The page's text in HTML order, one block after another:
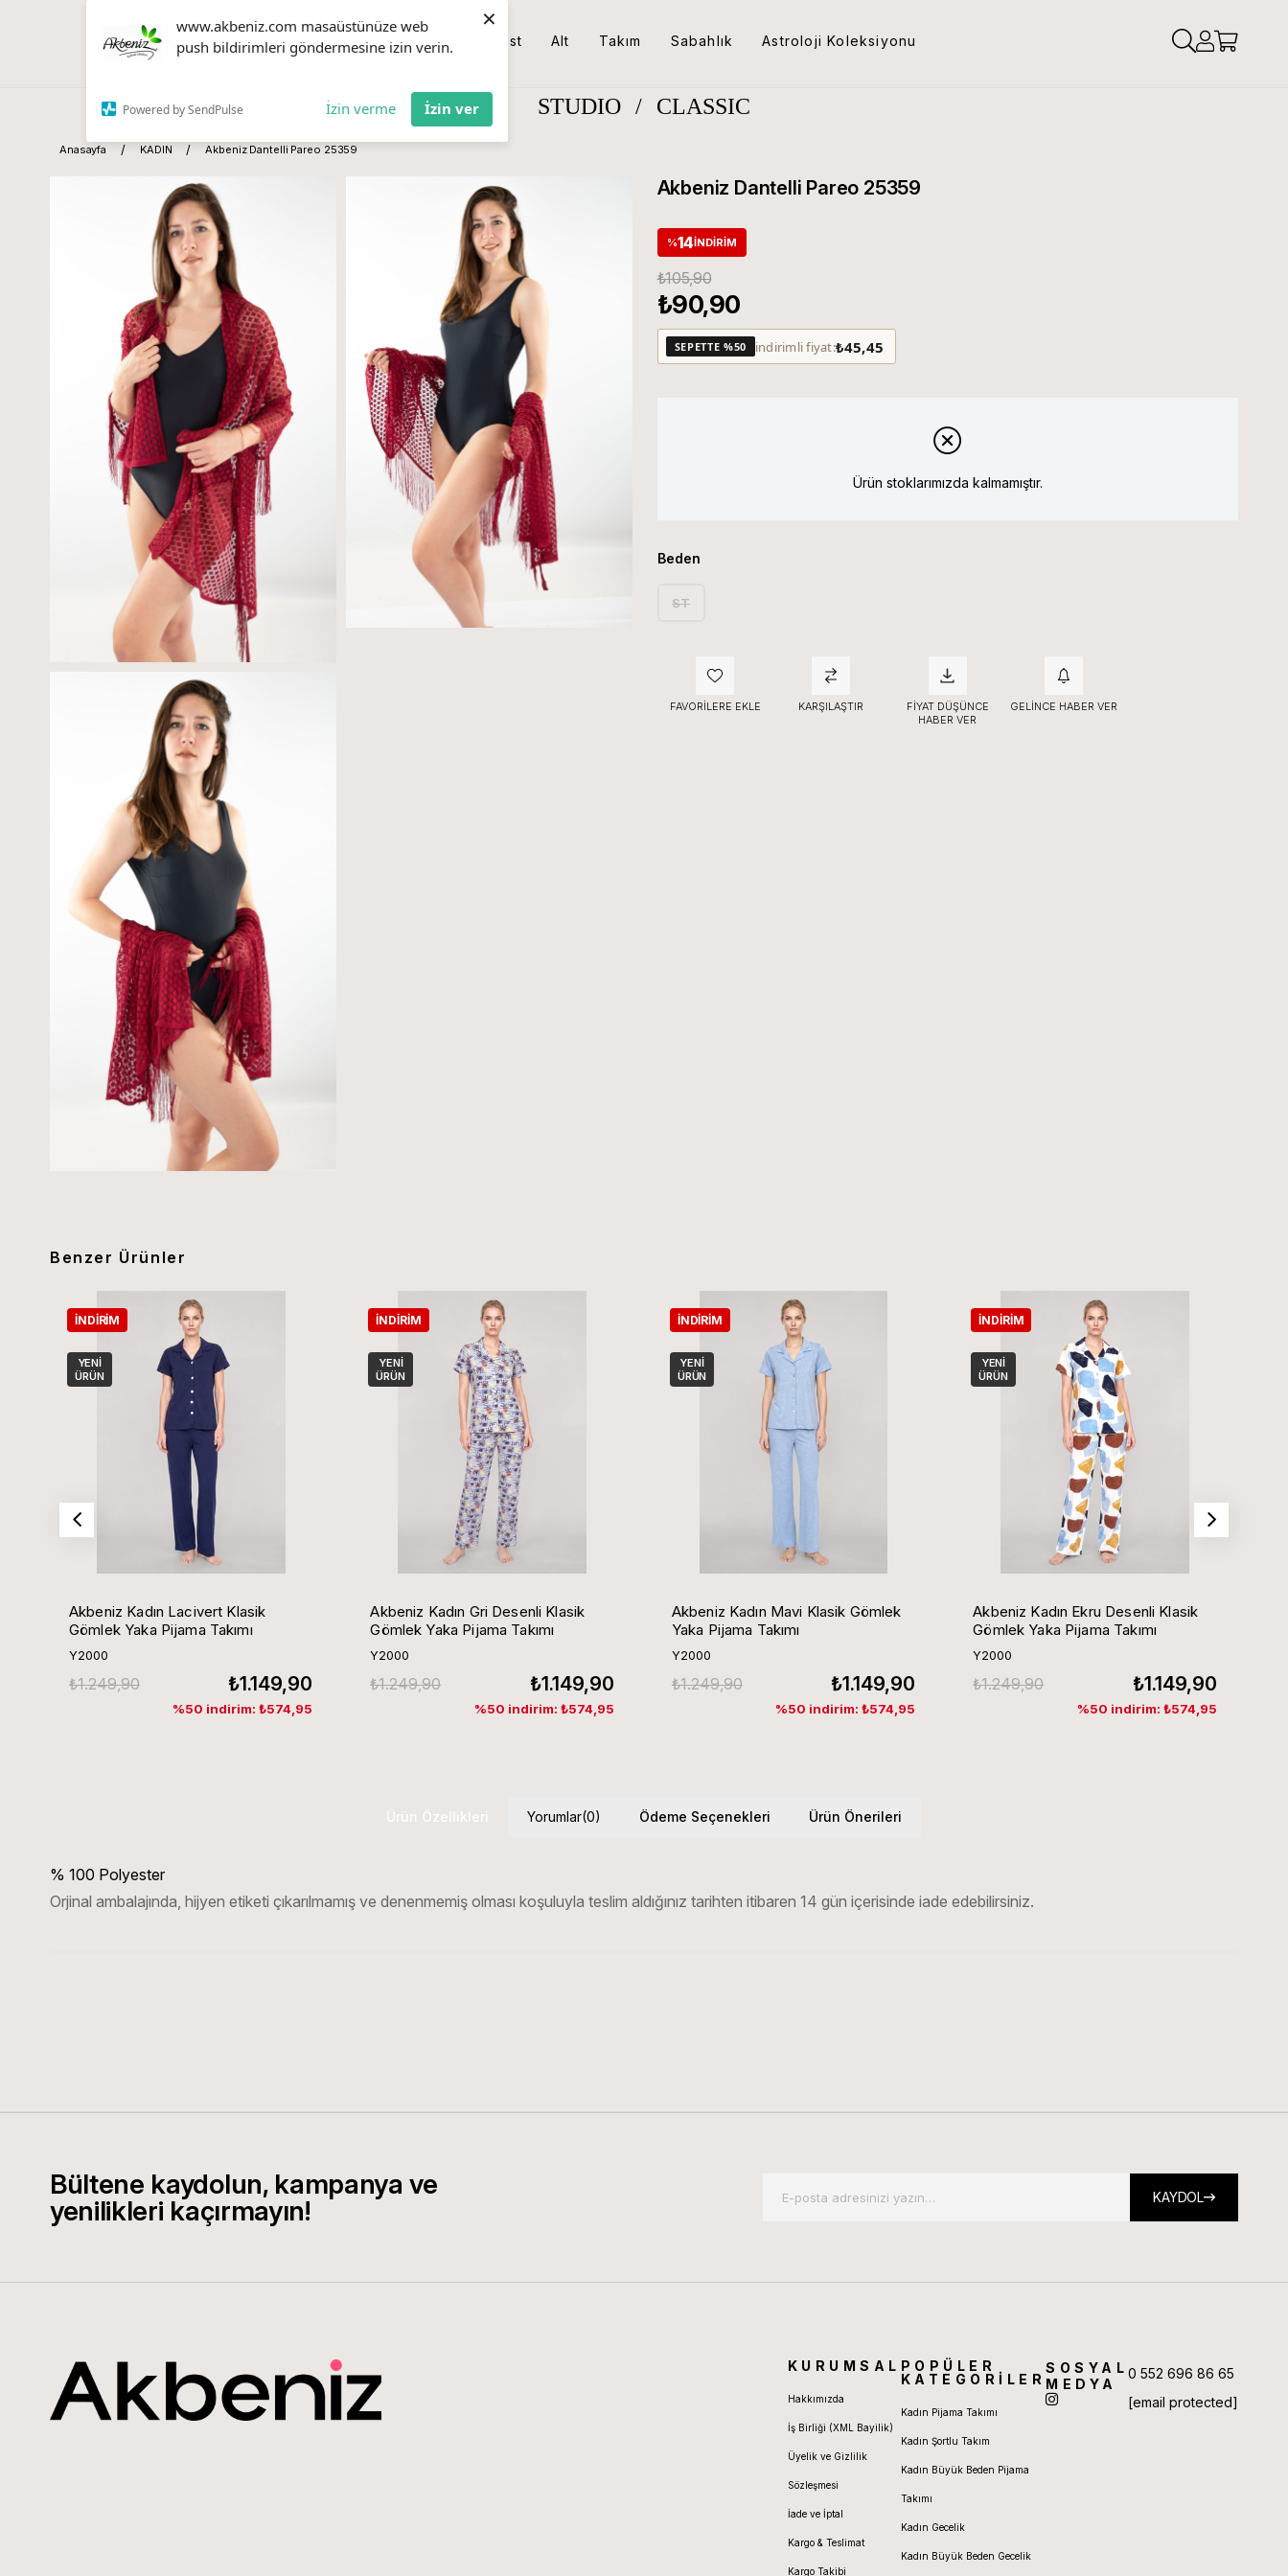
www.akbeniz.com masaüstünüze web
push bildirimleri göndermesine izin verin.
Powered by SendPulse İzin verme İzin ver
×
Üst Alt Takım Sabahlık Astroloji Koleksiyonu
STUDIO / CLASSIC
Anasayfa KADIN Akbeniz Dantelli Pareo 25359
Akbeniz Dantelli Pareo 25359
%14İNDIRIM
₺105,90
₺90,90
SEPETTE %50 indirimli fiyat:₺45,45
Ürün stoklarımızda kalmamıştır.
Beden
ST
FAVORILERE EKLE KARŞILAŞTIR
FIYAT DÜŞÜNCE
HABER VER
GELINCE HABER VER
Benzer Ürünler
Akbeniz Kadın Lacivert Klasik
Gömlek Yaka Pijama Takımı
Y2000
₺1.149,90
₺1.249,90
%50 indirim: ₺574,95
İNDIRIM
YENI
ÜRÜN
Akbeniz Kadın Gri Desenli Klasik
Gömlek Yaka Pijama Takımı
Y2000
₺1.149,90
₺1.249,90
%50 indirim: ₺574,95
İNDIRIM
YENI
ÜRÜN
Akbeniz Kadın Mavi Klasik Gömlek
Yaka Pijama Takımı
Y2000
₺1.149,90
₺1.249,90
%50 indirim: ₺574,95
İNDIRIM
YENI
ÜRÜN
Akbeniz Kadın Ekru Desenli Klasik
Gömlek Yaka Pijama Takımı
Y2000
₺1.149,90
₺1.249,90
%50 indirim: ₺574,95
İNDIRIM
YENI
ÜRÜN
Ürün Özellikleri Yorumlar(0) Ödeme Seçenekleri Ürün Önerileri
% 100 Polyester
Orjinal ambalajında, hijyen etiketi çıkarılmamış ve denenmemiş olması koşuluyla teslim aldığınız tarihten itibaren 14 gün içerisinde iade edebilirsiniz.
Bültene kaydolun, kampanya ve
yenilikleri kaçırmayın!
KAYDOL
KURUMSAL
Hakkımızda
İş Birliği (XML Bayilik)
Üyelik ve Gizlilik
Sözleşmesi
İade ve İptal
Kargo & Teslimat
Kargo Takibi
POPÜLER
KATEGORİLER
Kadın Pijama Takımı
Kadın Şortlu Takım
Kadın Büyük Beden Pijama
Takımı
Kadın Gecelik
Kadın Büyük Beden Gecelik
SOSYAL
MEDYA
0 552 696 86 65
[email protected]